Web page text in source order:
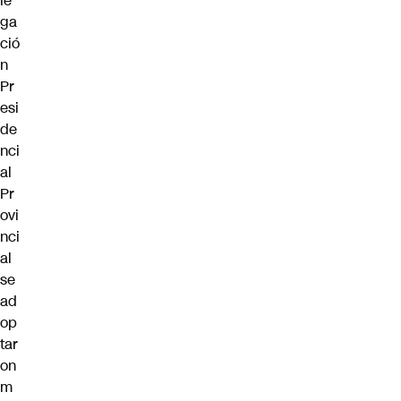
ga
ció
n
Pr
esi
de
nci
al
Pr
ovi
nci
al
se
ad
op
tar
on
m